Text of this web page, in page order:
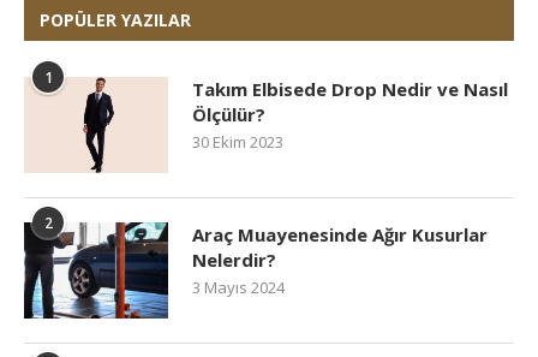
POPÜLER YAZILAR
1
Takım Elbisede Drop Nedir ve Nasıl
Ölçülür?
30 Ekim 2023
2
Araç Muayenesinde Ağır Kusurlar
Nelerdir?
3 Mayıs 2024